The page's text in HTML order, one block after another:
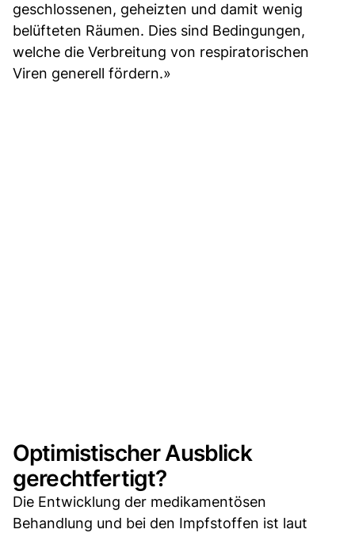
geschlossenen, geheizten und damit wenig
belüfteten Räumen. Dies sind Bedingungen,
welche die Verbreitung von respiratorischen
Viren generell fördern.»
Optimistischer Ausblick
gerechtfertigt?
Die Entwicklung der medikamentösen
Behandlung und bei den Impfstoffen ist laut